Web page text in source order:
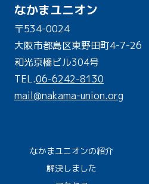
なかまユニオン
〒534-0024
大阪市都島区東野田町4-7-26
和光京橋ビル304号
TEL.06-6242-8130
mail@nakama-union.org
なかまユニオンの紹介
解決しました